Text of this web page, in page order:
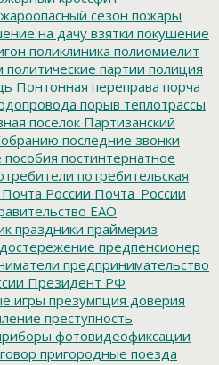
сезон пожары
на дачу взятки покушение
поликлиника полиомиелит
политические партии полиция
Понтонная переправа порча
порыв теплотрассы
поселок Партизанский
последние звонки
пособия постинтернатное
потребительская
Почта России Почта_России
ЕАО
праздники праймериз
предпенсионер
предпринимательство
Президент РФ
игры презумпция доверия
преступность
фотовидеофиксации
пригородные поезда